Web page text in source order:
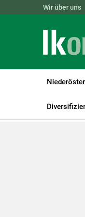
Wir über uns
LK